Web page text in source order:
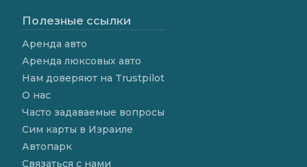
Полезные ссылки
Аренда авто
Аренда люксовых авто
Нам доверяют на Trustpilot
О нас
Часто задаваемые вопросы
Сим карты в Израиле
Автопарк
Связаться с нами